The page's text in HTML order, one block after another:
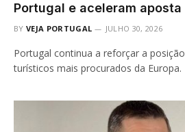
Portugal e aceleram
BY VEJA PORTUGAL JULHO 30, 2026
Portugal continua a reforçar a
turísticos mais procurados da